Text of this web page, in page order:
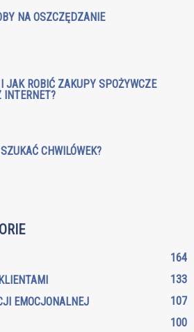
NA OSZCZĘDZANIE
JAK ROBIĆ ZAKUPY SPOŻYWCZE
INTERNET?
CHWILÓWEK?
164
133
EMOCJONALNEJ
107
100